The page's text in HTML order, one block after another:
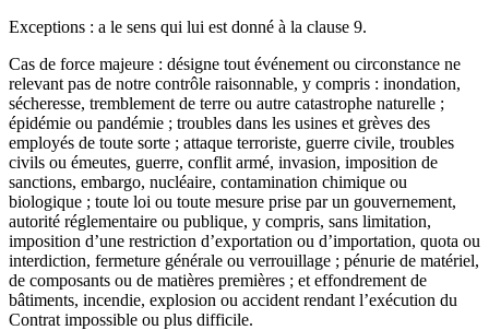
Exceptions : a le sens qui lui est donné à la clause 9.
Cas de force majeure : désigne tout événement ou circonstance ne
relevant pas de notre contrôle raisonnable, y compris : inondation,
sécheresse, tremblement de terre ou autre catastrophe naturelle ;
épidémie ou pandémie ; troubles dans les usines et grèves des
employés de toute sorte ; attaque terroriste, guerre civile, troubles
civils ou émeutes, guerre, conflit armé, invasion, imposition de
sanctions, embargo, nucléaire, contamination chimique ou
biologique ; toute loi ou toute mesure prise par un gouvernement,
autorité réglementaire ou publique, y compris, sans limitation,
imposition d’une restriction d’exportation ou d’importation, quota ou
interdiction, fermeture générale ou verrouillage ; pénurie de matériel,
de composants ou de matières premières ; et effondrement de
bâtiments, incendie, explosion ou accident rendant l’exécution du
Contrat impossible ou plus difficile.